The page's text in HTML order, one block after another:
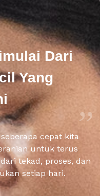
Dari
Yang
”
cepat kita
untuk terus
tekad, proses, dan
setiap hari.